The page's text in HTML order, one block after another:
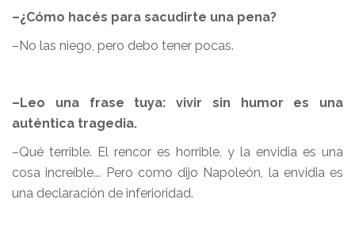
–¿Cómo hacés para sacudirte una pena?
–No las niego, pero debo tener pocas.
–Leo una frase tuya: vivir sin humor es una
auténtica tragedia.
–Qué terrible. El rencor es horrible, y la envidia es una
cosa increíble... Pero como dijo Napoleón, la envidia es
una declaración de inferioridad.